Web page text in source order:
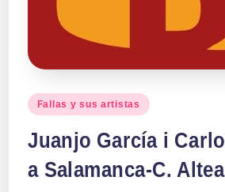
Publicado
Fallas y sus artistas
Juanjo García i
a Salamanca-C. Altea